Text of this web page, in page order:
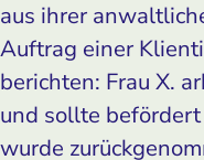
aus ihrer
Auftrag einer
berichten: Frau X.
und sollte
wurde